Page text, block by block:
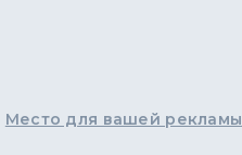
Место для вашей рекламы